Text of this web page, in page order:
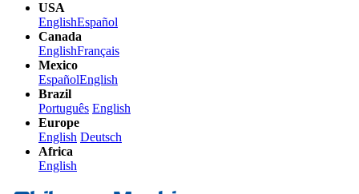
USA
EnglishEspañol
Canada
EnglishFrançais
Mexico
EspañolEnglish
Brazil
Português English
Europe
English Deutsch
Africa
English